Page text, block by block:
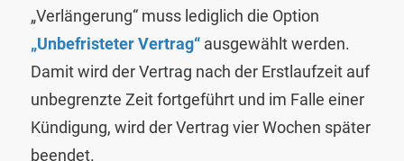
„Verlängerung“ muss lediglich die Option
„Unbefristeter Vertrag“ausgewählt werden.
Damit wird der Vertrag nach der Erstlaufzeit auf
unbegrenzte Zeit fortgeführt und im Falle einer
Kündigung, wird der Vertrag vier Wochen später
beendet.